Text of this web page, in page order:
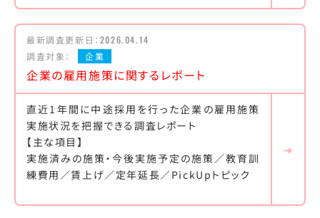
最新調査更新日： 2026.04.14
調査対象：
企業
企業の雇用施策に関するレポート
直近1年間に中途採用を行った企業の雇用施策
実施状況を把握できる調査レポート
【主な項目】
実施済みの施策・今後実施予定の施策／教育訓
練費用／賃上げ／定年延長／PickUpトピック